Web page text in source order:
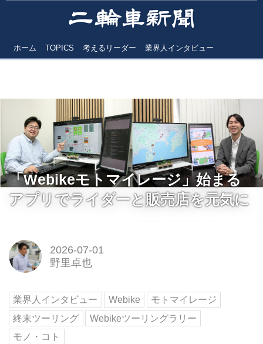
ホーム TOPICS 考えるリーダー 業界人インタビュー
「Webikeモトマイレージ」始まる
アプリでライダーと販売店を元気に
2026-07-01
野里卓也
業界人インタビュー Webike
モトマイレージ
終末ツーリング
Webikeツーリングラリー
モノ・コト